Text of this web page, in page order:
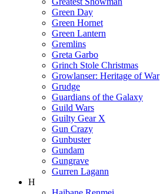
Green Day
Green Hornet
Green Lantern
Gremlins
Greta Garbo
Grinch Stole Christmas
Growlanser: Heritage of War
Grudge
Guardians of the Galaxy
Guild Wars
Guilty Gear X
Gun Crazy
Gunbuster
Gundam
Gungrave
Gurren Lagann
H